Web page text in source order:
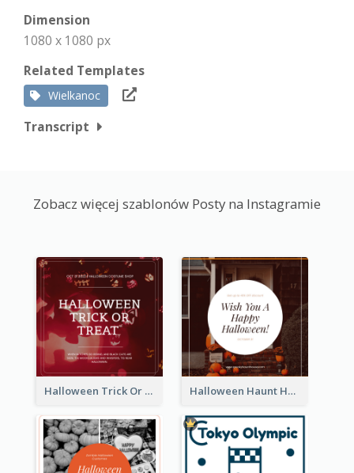
Dimension
1080 x 1080 px
Related Templates
Wielkanoc
Transcript
Zobacz więcej szablonów Posty na Instagramie
Halloween Trick Or Treat Instagram Post Halloween Haunt House Instagram Post